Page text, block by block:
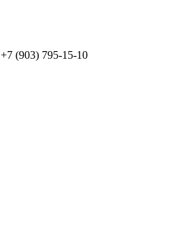
+7 (903) 795-15-10